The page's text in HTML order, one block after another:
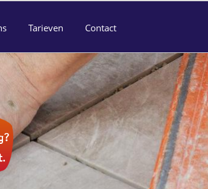
Tarieven Contact